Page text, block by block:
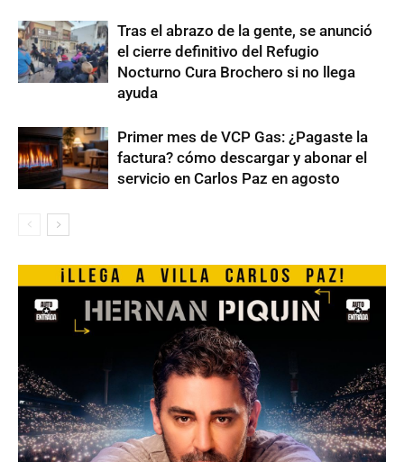
Tras el abrazo de la gente, se anunció
el cierre definitivo del Refugio
Nocturno Cura Brochero si no llega
ayuda
Primer mes de VCP Gas: ¿Pagaste la
factura? cómo descargar y abonar el
servicio en Carlos Paz en agosto